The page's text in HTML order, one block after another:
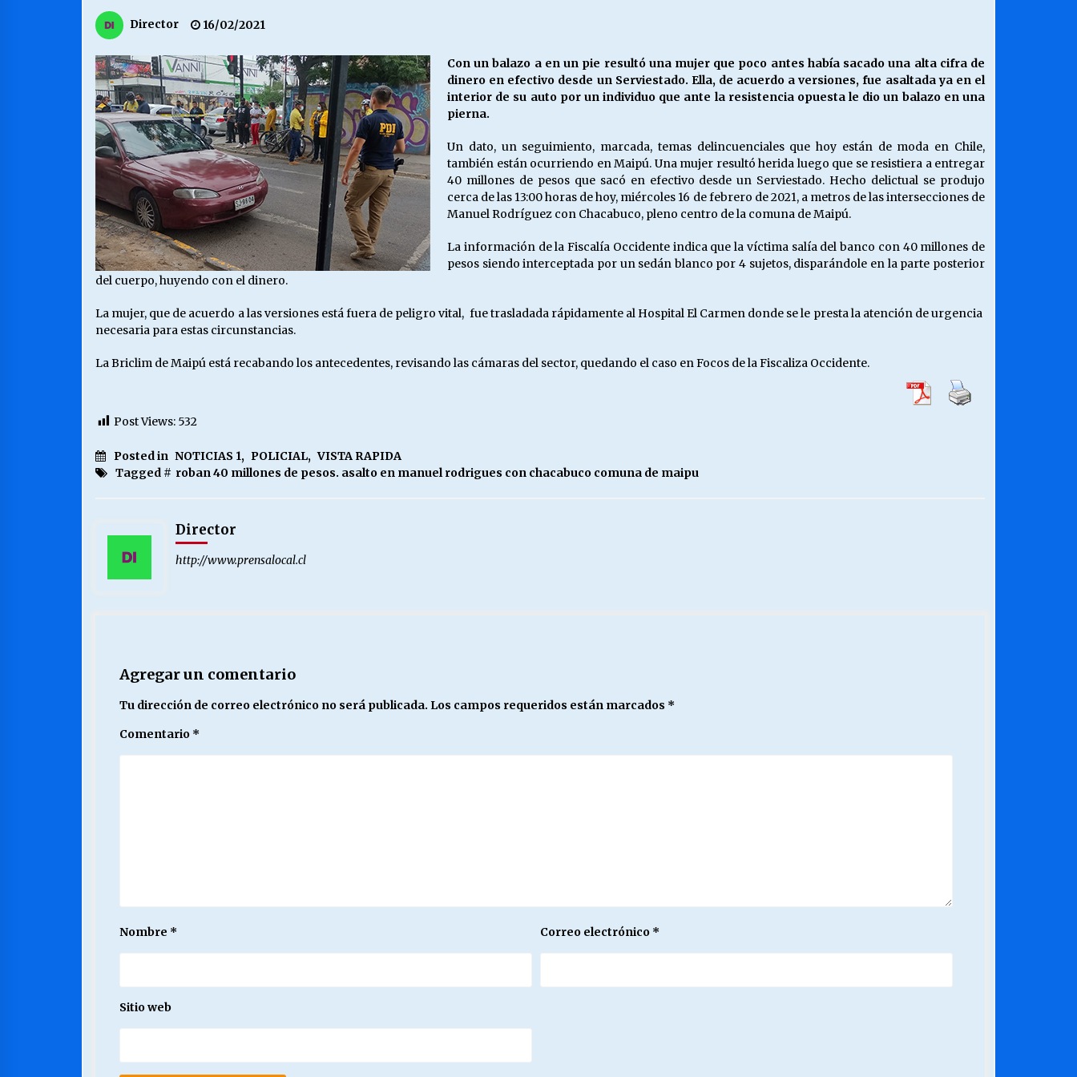
MUNICIPALIDAD, TRABAJADORES,
CLIMA LABORAL:
VOLVER A SER ALTERNATIVA
16/06/2026
MUNICIPALIDADES, HONORARIOS,
DESPIDOS
Releyendo la Rerum Novarum a 135
años. “La cuestión social hoy”.
S.O.S. a los ricos, Save Our Souls
(Salvar Nuestras Almas)
30/04/2026
¿Asesores con doble sueldo?
18/04/2026
Chile y sus segmentos de la riqueza
06/04/2026
Director 16/02/2021
Con un balazo a en un pie resultó una mujer que poco antes había sacado una alta cifra de
dinero en efectivo desde un Serviestado. Ella, de acuerdo a versiones, fue asaltada ya en el
interior de su auto por un individuo que ante la resistencia opuesta le dio un balazo en una
pierna.
Un dato, un seguimiento, marcada, temas delincuenciales que hoy están de moda en Chile,
también están ocurriendo en Maipú. Una mujer resultó herida luego que se resistiera a entregar
40 millones de pesos que sacó en efectivo desde un Serviestado. Hecho delictual se produjo
cerca de las 13:00 horas de hoy, miércoles 16 de febrero de 2021, a metros de las intersecciones de
Manuel Rodríguez con Chacabuco, pleno centro de la comuna de Maipú.
La información de la Fiscalía Occidente indica que la víctima salía del banco con 40 millones de
pesos siendo interceptada por un sedán blanco por 4 sujetos, disparándole en la parte posterior
del cuerpo, huyendo con el dinero.
La mujer, que de acuerdo a las versiones está fuera de peligro vital, fue trasladada rápidamente al Hospital El Carmen donde se le presta la atención de urgencia
necesaria para estas circunstancias.
La Briclim de Maipú está recabando los antecedentes, revisando las cámaras del sector, quedando el caso en Focos de la Fiscaliza Occidente.
Post Views: 532
Posted in NOTICIAS 1, POLICIAL, VISTA RAPIDA
Tagged # roban 40 millones de pesos. asalto en manuel rodrigues con chacabuco comuna de maipu
Director
http://www.prensalocal.cl
Agregar un comentario
Tu dirección de correo electrónico no será publicada. Los campos requeridos están marcados *
Comentario *
Nombre * Correo electrónico *
Sitio web